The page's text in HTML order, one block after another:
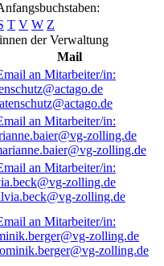
T V W Z
der Verwaltung
Mail
zolling.de
zolling.de
zolling.de